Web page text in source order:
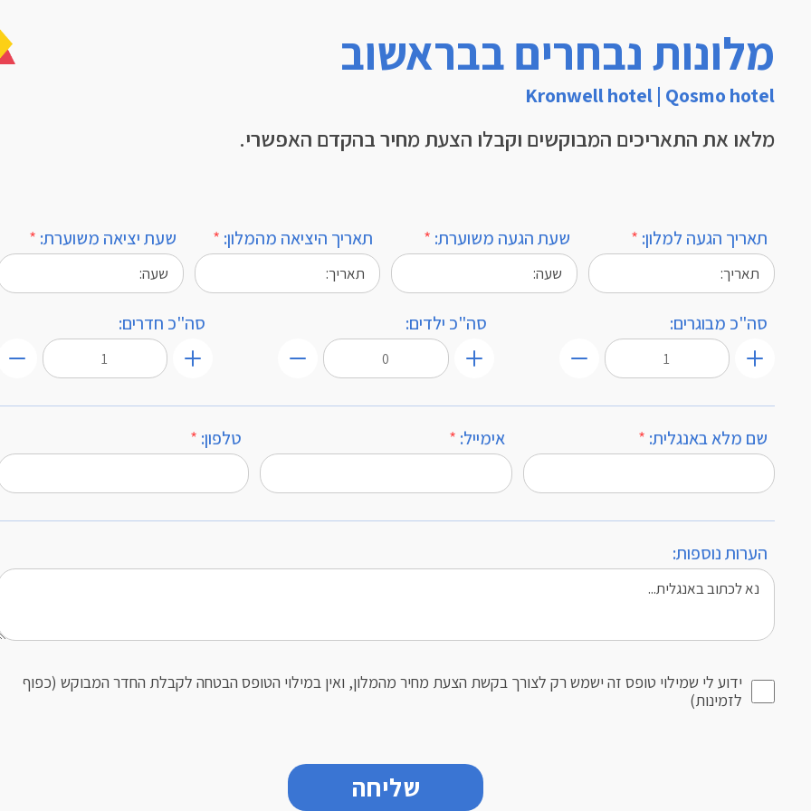
מלונות נבחרים בבראשוב
Kronwell hotel | Qosmo hotel
מלאו את התאריכים המבוקשים וקבלו הצעת מחיר בהקדם האפשרי.
תאריך הגעה למלון: * שעת הגעה משוערת: * תאריך היציאה מהמלון: * שעת יציאה משוערת: *
סה"כ מבוגרים:
+
סה"כ ילדים:
+
סה"כ חדרים:
+
שם מלא באנגלית: * אימייל: * טלפון: *
הערות נוספות:
ידוע לי שמילוי טופס זה ישמש רק לצורך בקשת הצעת מחיר מהמלון, ואין במילוי הטופס הבטחה לקבלת החדר המבוקש (כפוף
לזמינות)
שליחה